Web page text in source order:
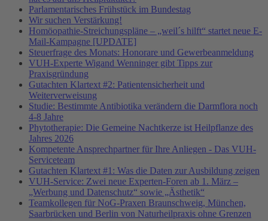
Parlamentarisches Frühstück im Bundestag
Wir suchen Verstärkung!
Homöopathie-Streichungspläne – „weil´s hilft“ startet neue E-
Mail-Kampagne [UPDATE]
Steuerfrage des Monats: Honorare und Gewerbeanmeldung
VUH-Experte Wigand Wenninger gibt Tipps zur
Praxisgründung
Gutachten Klartext #2: Patientensicherheit und
Weiterverweisung
Studie: Bestimmte Antibiotika verändern die Darmflora noch
4-8 Jahre
Phytotherapie: Die Gemeine Nachtkerze ist Heilpflanze des
Jahres 2026
Kompetente Ansprechpartner für Ihre Anliegen - Das VUH-
Serviceteam
Gutachten Klartext #1: Was die Daten zur Ausbildung zeigen
VUH-Service: Zwei neue Experten-Foren ab 1. März –
„Werbung und Datenschutz“ sowie „Ästhetik“
Teamkollegen für NoG-Praxen Braunschweig, München,
Saarbrücken und Berlin von Naturheilpraxis ohne Grenzen